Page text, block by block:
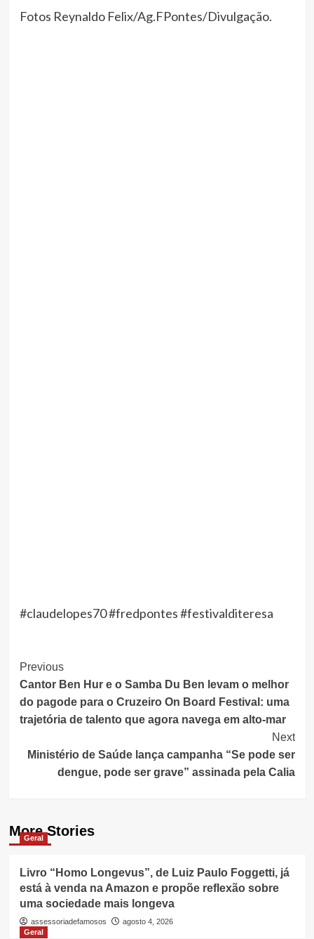
Fotos Reynaldo Felix/Ag.FPontes/Divulgação.
#claudelopes70 #fredpontes #festivalditeresa
Post
Navigation
Previous
Cantor Ben Hur e o Samba Du Ben levam o melhor
do pagode para o Cruzeiro On Board Festival: uma
trajetória de talento que agora navega em alto-mar
Next
Ministério de Saúde lança campanha “Se pode ser
dengue, pode ser grave” assinada pela Calia
More Stories
Geral
Livro “Homo Longevus”, de Luiz Paulo Foggetti, já
está à venda na Amazon e propõe reflexão sobre
uma sociedade mais longeva
assessoriadefamosos
agosto 4, 2026
Geral